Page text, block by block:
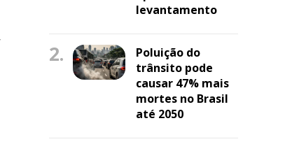
levantamento
2.
Poluição do
trânsito pode
causar 47% mais
mortes no Brasil
até 2050